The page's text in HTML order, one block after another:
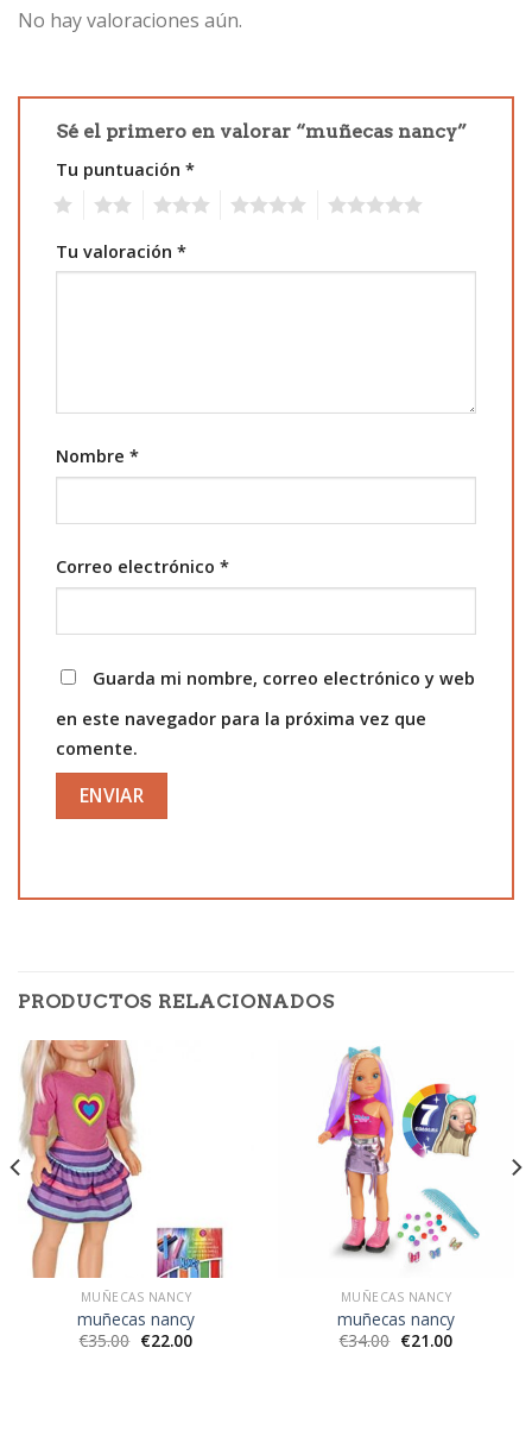
No hay valoraciones aún.
Sé el primero en valorar “muñecas nancy”
Tu puntuación *
Tu valoración *
Nombre *
Correo electrónico *
Guarda mi nombre, correo electrónico y web
en este navegador para la próxima vez que
comente.
PRODUCTOS RELACIONADOS
MUÑECAS NANCY
muñecas nancy
€35.00 €22.00
MUÑECAS NANCY
muñecas nancy
€34.00 €21.00